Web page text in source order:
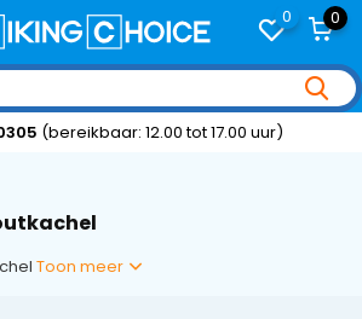
0 0
Klantbeoordeling 9,2/10
Toon meer